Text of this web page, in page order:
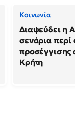
Κοινωνία
Διαψεύδει η
σενάρια περί
προσέγγισης
Κρήτη